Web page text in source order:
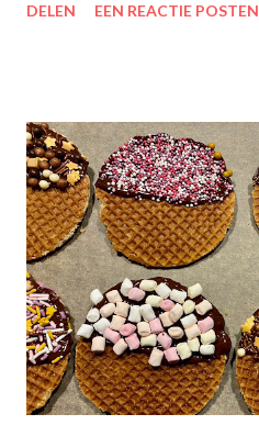
voor onze planeet, nietwaar?
DELEN EEN REACTIE POSTEN